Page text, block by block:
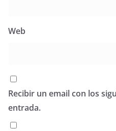
Web
Recibir un email con los
entrada.